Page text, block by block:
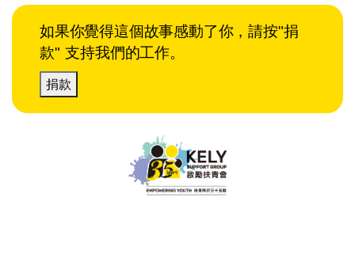
如果你覺得這個故事感動了你，請按"捐
款" 支持我們的工作。
捐款